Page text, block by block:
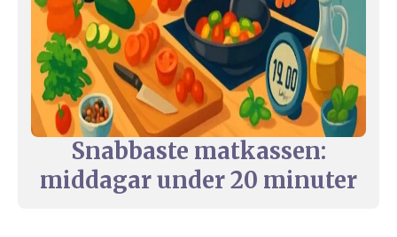
Snabbaste matkassen:
middagar under 20 minuter